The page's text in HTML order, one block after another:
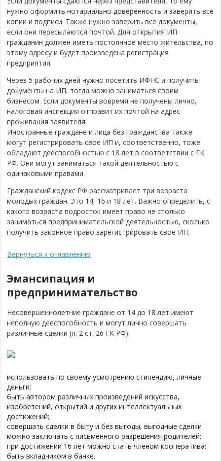
нужно оформить нотариально доверенность и заверить все
копии и подписи. Также нужно заверить все документы,
если они пересылаются почтой. Для открытия ИП
гражданин должен иметь постоянное место жительства, по
этому адресу и будет произведена регистрация
предприятия.
Через 5 рабочих дней нужно посетить ИФНС и получить
документы на ИП, тогда можно заниматься своим
бизнесом. Если документы вовремя не получены лично,
налоговая инспекция отправит их почтой на адрес
проживания заявителя.
Иностранные граждане и лица без гражданства также
могут регистрировать свое ИП и, соответственно, тоже
обладают дееспособностью с 18 лет в соответствии с ГК
РФ. Они могут заниматься такой деятельностью с
одинаковыми правами.
Гражданский кодекс РФ рассматривает три возраста
молодых граждан. Это 14, 16 и 18 лет. Важно определить, с
какого возраста подросток имеет право не столько
заниматься предпринимательской деятельностью, сколько
получить законное право зарегистрировать свое ИП.
Вернуться к оглавлению
Эмансипация и
предпринимательство
Несовершеннолетние граждане от 14 до 18 лет имеют
неполную дееспособность и могут лично совершать
различные сделки (п. 2 ст. 26 ГК РФ):
использовать по своему усмотрению стипендию, личные
деньги;
быть автором различных произведений искусства,
изобретений, открытий и других интеллектуальных
достижений;
совершать сделки в быту и без выгоды, выгодные сделки
можно заключать с письменного разрешения родителей;
при достижении 16 лет можно стать членом кооператива;
быть вкладчиком в банке.